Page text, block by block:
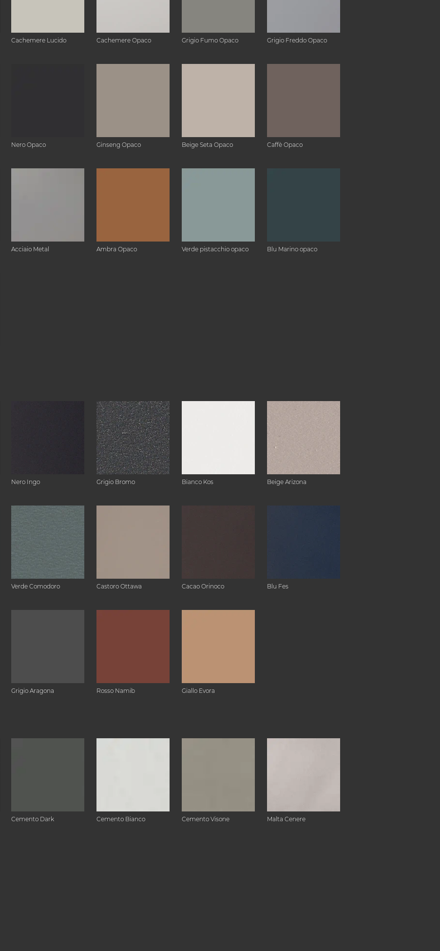
Cachemere Lucido Cachemere Opaco Grigio Fumo Opaco Grigio Freddo Opaco
Nero Opaco Ginseng Opaco Beige Seta Opaco Caffè Opaco
Acciaio Metal Ambra Opaco Verde pistacchio opaco Blu Marino opaco
Nero Ingo Grigio Bromo Bianco Kos Beige Arizona
Verde Comodoro Castoro Ottawa Cacao Orinoco Blu Fes
Grigio Aragona Rosso Namib Giallo Evora
Cemento Dark Cemento Bianco Cemento Visone Malta Cenere